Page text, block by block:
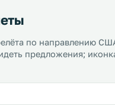
по направлению
предложения;